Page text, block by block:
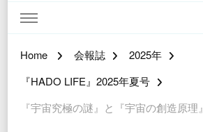
Home 会報誌
2025年
『HADO LIFE』2025年夏号
『宇宙究極の謎』と『宇宙の創造原理』